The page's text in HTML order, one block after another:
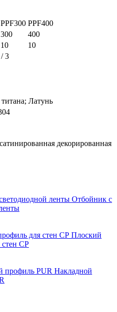
PPF300 PPF400
300
400
10
10
3
Латунь
сатинированная декорированная
Отбойник с
Плоский
CP
Накладной